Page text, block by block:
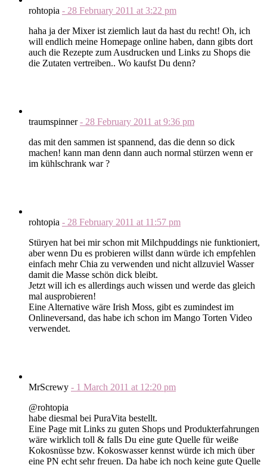
rohtopia - 28 February 2011 at 3:22 pm
haha ja der Mixer ist ziemlich laut da hast du recht! Oh, ich
will endlich meine Homepage online haben, dann gibts dort
auch die Rezepte zum Ausdrucken und Links zu Shops die
die Zutaten vertreiben.. Wo kaufst Du denn?
traumspinner- 28 February 2011 at 9:36 pm
das mit den sammen ist spannend, das die denn so dick
machen! kann man denn dann auch normal stürzen wenn er
im kühlschrank war ?
rohtopia - 28 February 2011 at 11:57 pm
Stüryen hat bei mir schon mit Milchpuddings nie funktioniert,
aber wenn Du es probieren willst dann würde ich empfehlen
einfach mehr Chia zu verwenden und nicht allzuviel Wasser
damit die Masse schön dick bleibt.
Jetzt will ich es allerdings auch wissen und werde das gleich
mal ausprobieren!
Eine Alternative wäre Irish Moss, gibt es zumindest im
Onlineversand, das habe ich schon im Mango Torten Video
verwendet.
MrScrewy - 1 March 2011 at 12:20 pm
@rohtopia
habe diesmal bei PuraVita bestellt.
Eine Page mit Links zu guten Shops und Produkterfahrungen
wäre wirklich toll & falls Du eine gute Quelle für weiße
Kokosnüsse bzw. Kokoswasser kennst würde ich mich über
eine PN echt sehr freuen. Da habe ich noch keine gute Quelle